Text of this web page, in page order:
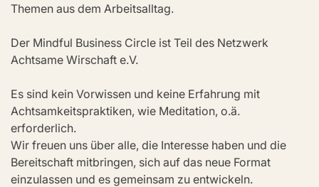
Themen aus dem Arbeitsalltag.
Der Mindful Business Circle ist Teil des Netzwerk
Achtsame Wirschaft e.V.
Es sind kein Vorwissen und keine Erfahrung mit
Achtsamkeitspraktiken, wie Meditation, o.ä.
erforderlich.
Wir freuen uns über alle, die Interesse haben und die
Bereitschaft mitbringen, sich auf das neue Format
einzulassen und es gemeinsam zu entwickeln.